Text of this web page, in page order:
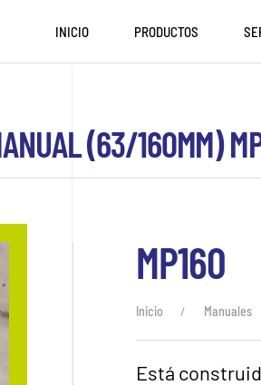
INICIO PRODUCTOS
(63/160MM)
MP160
Inicio Manuales
Está